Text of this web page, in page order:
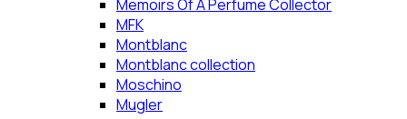
Memoirs Of A Perfume Collector
MFK
Montblanc
Montblanc collection
Moschino
Mugler